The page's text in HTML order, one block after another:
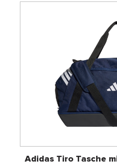
Adidas Tiro Tasche